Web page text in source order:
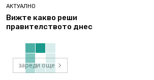
АКТУАЛНО
Вижте какво реши
правителството днес
зареди още